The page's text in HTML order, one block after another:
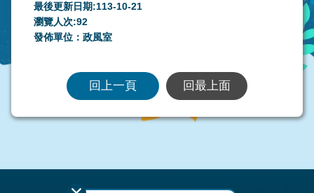
最後更新日期:113-10-21
瀏覽人次:92
發佈單位：政風室
回上一頁 回最上面